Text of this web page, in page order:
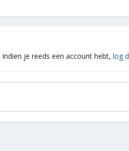
je reeds een account hebt, log